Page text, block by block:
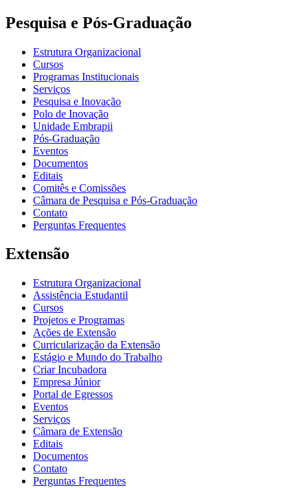
Pesquisa e Pós-Graduação
Estrutura Organizacional
Cursos
Programas Institucionais
Serviços
Pesquisa e Inovação
Polo de Inovação
Unidade Embrapii
Pós-Graduação
Eventos
Documentos
Editais
Comitês e Comissões
Câmara de Pesquisa e Pós-Graduação
Contato
Perguntas Frequentes
Extensão
Estrutura Organizacional
Assistência Estudantil
Cursos
Projetos e Programas
Ações de Extensão
Curricularização da Extensão
Estágio e Mundo do Trabalho
Criar Incubadora
Empresa Júnior
Portal de Egressos
Eventos
Serviços
Câmara de Extensão
Editais
Documentos
Contato
Perguntas Frequentes